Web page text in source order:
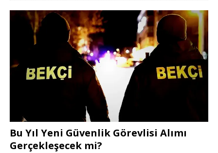
Bu Yıl Yeni Güvenlik Görevlisi Alımı
Gerçekleşecek mi?